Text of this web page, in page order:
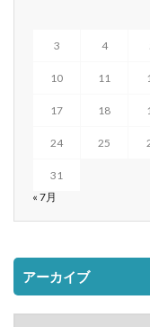
3 4
10 11
17 18
24 25
31
« 7月
アーカイブ